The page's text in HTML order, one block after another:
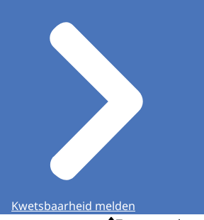
Kwetsbaarheid melden